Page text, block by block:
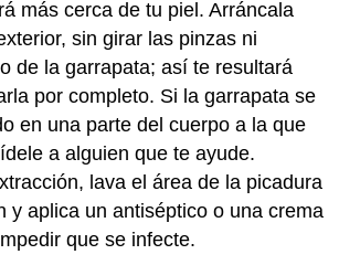
más cerca de tu piel. Arráncala
sin girar las pinzas ni
de la garrapata; así te resultará
por completo. Si la garrapata se
en una parte del cuerpo a la que
a alguien que te ayude.
lava el área de la picadura
y aplica un antiséptico o una crema
que se infecte.